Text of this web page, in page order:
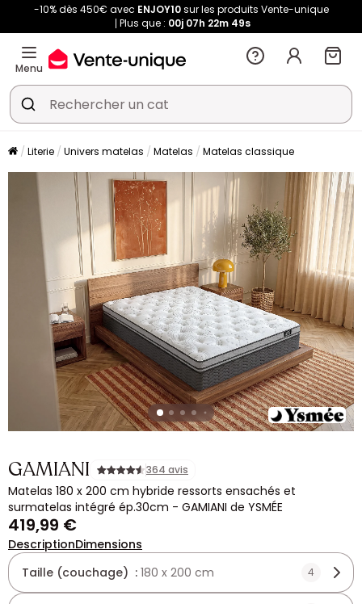
-10% dès 450€ avec ENJOY10sur les produits Vente-unique
Plus que : 00j 07h 22m 48s
Menu
Literie Univers matelas Matelas Matelas classique
GAMIANI 364 avis
Matelas 180 x 200 cm hybride ressorts ensachés et
surmatelas intégré ép.30cm - GAMIANI de YSMÉE
419,99 €
DescriptionDimensions
Taille (couchage) : 180 x 200 cm 4